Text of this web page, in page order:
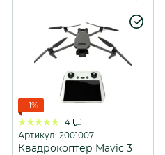
−1%
4
Артикул: 2001007
Квадрокоптер Mavic 3